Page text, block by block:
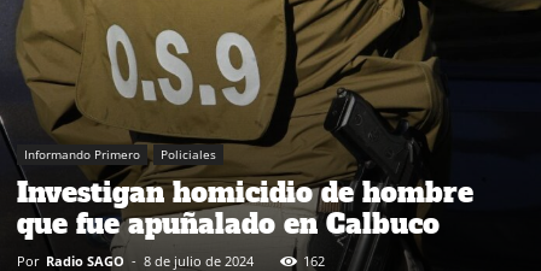
Informando Primero Policiales
Investigan homicidio de hombre
que fue apuñalado en Calbuco
Por Radio SAGO - 8 de julio de 2024 162